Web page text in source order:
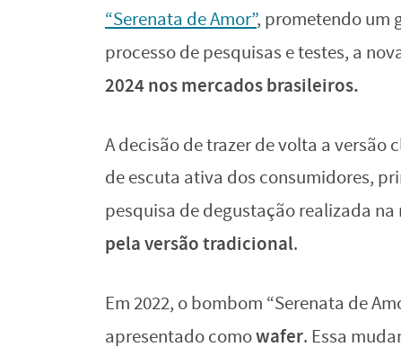
“Serenata de Amor”, prometendo um
processo de pesquisas e testes, a
2024 nos mercados brasileiros.
A decisão de trazer de volta a
de escuta ativa dos consumidores,
pesquisa de degustação realizada
pela versão tradicional.
Em 2022, o bombom “Serenata de
apresentado comowafer. Essa